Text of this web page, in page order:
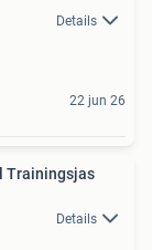
Details
22 jun 26
Trainingsjas
Details